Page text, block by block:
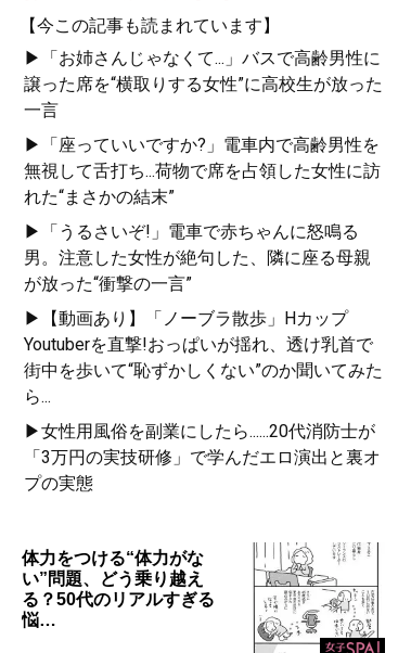
【今この記事も読まれています】
▶「お姉さんじゃなくて...」バスで高齢男性に
譲った席を“横取りする女性”に高校生が放った
一言
▶「座っていいですか?」電車内で高齢男性を
無視して舌打ち...荷物で席を占領した女性に訪
れた“まさかの結末”
▶「うるさいぞ!」電車で赤ちゃんに怒鳴る
男。注意した女性が絶句した、隣に座る母親
が放った“衝撃の一言”
▶【動画あり】「ノーブラ散歩」Hカップ
Youtuberを直撃!おっぱいが揺れ、透け乳首で
街中を歩いて“恥ずかしくない”のか聞いてみた
ら...
▶女性用風俗を副業にしたら......20代消防士が
「3万円の実技研修」で学んだエロ演出と裏オ
プの実態
体力をつける“体力がな
い”問題、どう乗り越え
る？50代のリアルすぎる
悩…